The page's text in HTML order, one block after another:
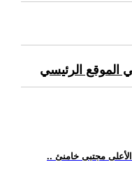
الموقع الرئيسي
مجتبى خامنئ